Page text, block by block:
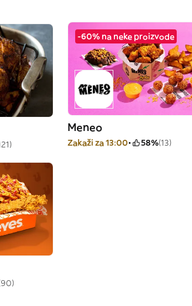
-60% na neke proizvode
Meneo
Zakaži za 13:00 58%(13)